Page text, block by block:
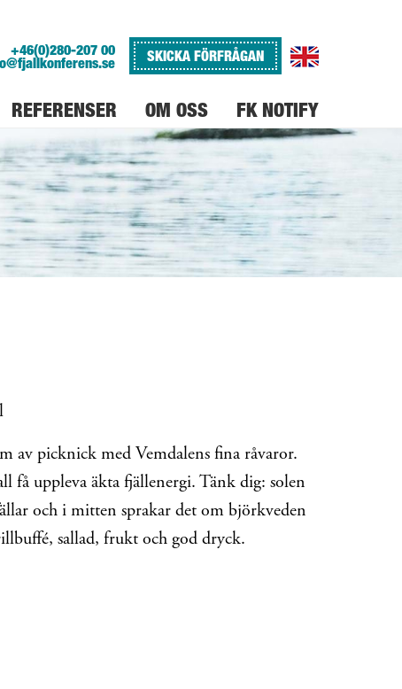
+46(0)280-207 00 SKICKA FÖRFRÅGAN
REFERENSER OM OSS FK NOTIFY
av picknick med Vemdalens fina råvaror.
få uppleva äkta fjällenergi. Tänk dig: solen
och i mitten sprakar det om björkveden
sallad, frukt och god dryck.